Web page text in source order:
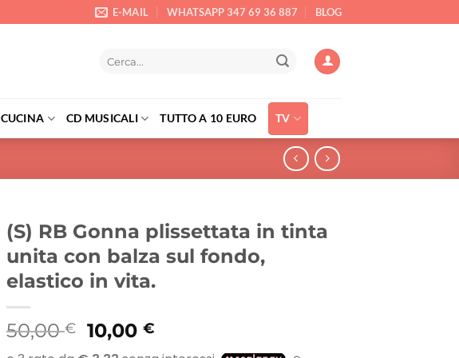
E-MAIL WHATSAPP 347 69 36 887 BLOG
CD MUSICALI TUTTO A 10 EURO TV
(S) RB Gonna plissettata in tinta
unita con balza sul fondo,
elastico in vita.
50,00€
Il
prezzo
10,00€
prezzo